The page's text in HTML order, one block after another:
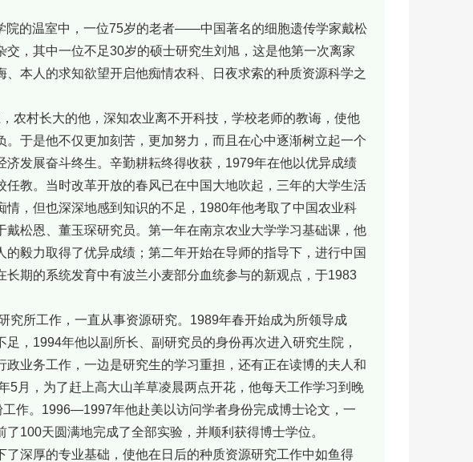
院的温室中，一位75岁的老者——中国著名的细胞遗传学家戴松
，其中一位不足30岁的硕士研究生刘旭，这是他第一次离家
本人的求知欲望开启他痴情农科、日夜求索的种质资源科学之
农村长大的他，深知农业离不开科技，学校老师的教诲，使他
于是他不仅更加刻苦，更加努力，而且在心中逐渐树立起一个
发展奋斗终生。辛勤耕耘终得收获，1979年在他以优异成绩
教。当时改革开放的春风已在中国大地吹起，三年的大学生活
，但也深深地感到知识的不足，1980年他考取了中国农业科
松恩、董玉琛研究员。第一年在南京农业大学学习基础课，他
毅力取得了优异成绩；第二年开始在导师的指导下，进行中国
期的系统发育中有波兰小麦部分血统参与的新观点，于1983
究所工作，一直从事资源研究。1989年春开始成为所领导成
，1994年他以副所长、副研究员的身份再次进入研究生院，
业务工作，一边是研究生的学习重担，还有正在读博的夫人和
5月，为了赶上高大山羊草凌晨两点开花，他每天工作学习到晚
作。1996—1997年他赴美以访问学者身份完成博士论文，一
100天圆满地完成了全部实验，并顺利获得博士学位。
深厚的专业基础，使他在日后的种质资源研究工作中如鱼得